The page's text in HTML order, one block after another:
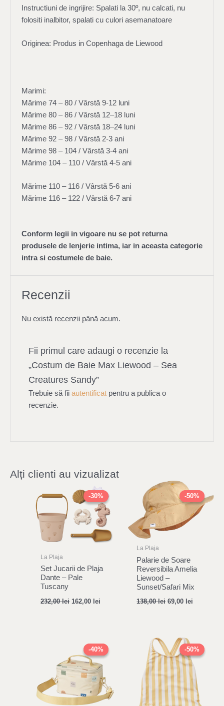
Instructiuni de ingrijire: Spalati la 30º, nu calcati, nu
folositi inalbitor, spalati cu culori asemanatoare
Originea: Produs in Copenhaga de Liewood
Marimi:
Mărime 74 – 80 / Vârstă 9-12 luni
Mărime 80 – 86 / Vârstă 12–18 luni
Mărime 86 – 92 / Vârstă 18–24 luni
Mărime 92 – 98 / Vârstă 2-3 ani
Mărime 98 – 104 / Vârstă 3-4 ani
Mărime 104 – 110 / Vârstă 4-5 ani
Mărime 110 – 116 / Vârstă 5-6 ani
Mărime 116 – 122 / Vârstă 6-7 ani
Conform legii in vigoare nu se pot returna
produsele de lenjerie intima, iar in aceasta categorie
intra si costumele de baie.
Recenzii
Nu există recenzii până acum.
Fii primul care adaugi o recenzie la
„Costum de Baie Max Liewood – Sea
Creatures Sandy”
Trebuie să fiiautentificat pentru a publica o
recenzie.
Alți clienti au vizualizat
-30%
-30%
La Plaja
Set Jucarii de Plaja
Dante – Pale
Tuscany
232,00lei
price
was:
232,00 lei.
162,00 lei
price
is:
162,00 lei.
-50%
-50%
La Plaja
Palarie de Soare
Reversibila Amelia
Liewood –
Sunset/Safari Mix
138,00lei
Original
price
was:
138,00 lei.
69,00 lei
price
is:
69,00 lei.
-40%
-40%
price
was:
199,00 lei.
price
is:
119,00 lei.
-50%
-50%
Original
price
was:
217,00 lei.
price
is: